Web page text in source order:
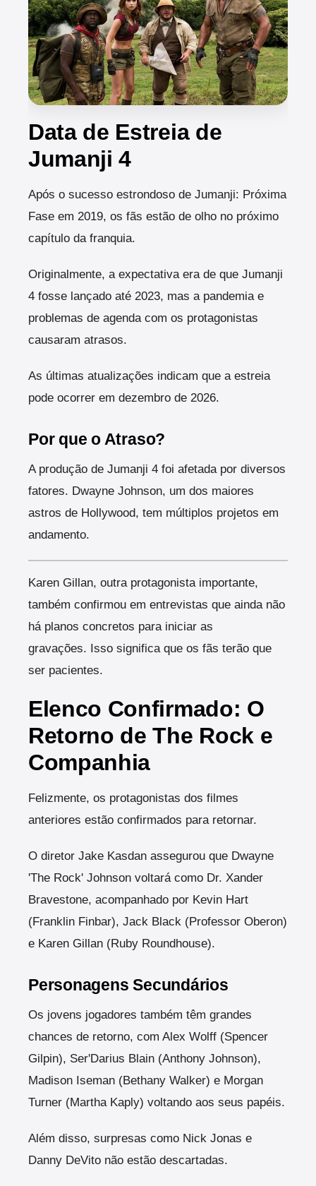
Data de Estreia de
Jumanji 4
Após o sucesso estrondoso de Jumanji: Próxima
Fase em 2019, os fãs estão de olho no próximo
capítulo da franquia.
Originalmente, a expectativa era de que Jumanji
4 fosse lançado até 2023, mas a pandemia e
problemas de agenda com os protagonistas
causaram atrasos.
As últimas atualizações indicam que a estreia
pode ocorrer em dezembro de 2026.
Por que o Atraso?
A produção de Jumanji 4 foi afetada por diversos
fatores. Dwayne Johnson, um dos maiores
astros de Hollywood, tem múltiplos projetos em
andamento.
Karen Gillan, outra protagonista importante,
também confirmou em entrevistas que ainda não
há planos concretos para iniciar as
gravações. Isso significa que os fãs terão que
ser pacientes.
Elenco Confirmado: O
Retorno de The Rock e
Companhia
Felizmente, os protagonistas dos filmes
anteriores estão confirmados para retornar.
O diretor Jake Kasdan assegurou que Dwayne
'The Rock' Johnson voltará como Dr. Xander
Bravestone, acompanhado por Kevin Hart
(Franklin Finbar), Jack Black (Professor Oberon)
e Karen Gillan (Ruby Roundhouse).
Personagens Secundários
Os jovens jogadores também têm grandes
chances de retorno, com Alex Wolff (Spencer
Gilpin), Ser'Darius Blain (Anthony Johnson),
Madison Iseman (Bethany Walker) e Morgan
Turner (Martha Kaply) voltando aos seus papéis.
Além disso, surpresas como Nick Jonas e
Danny DeVito não estão descartadas.